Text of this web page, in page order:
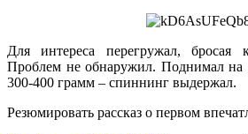
Для интереса перегружал, бросая
Проблем не обнаружил. Поднимал на
300-400 грамм – спиннинг выдержал.
Резюмировать рассказ о первом